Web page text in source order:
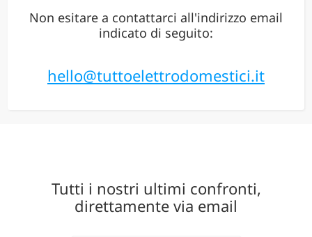
Non esitare a contattarci all'indirizzo email
indicato di seguito:
hello@tuttoelettrodomestici.it
Tutti i nostri ultimi confronti,
direttamente via email